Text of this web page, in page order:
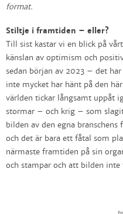
format.
Stiltje i framtiden – eller?
Till sist kastar vi en blick på
känslan av optimism och
sedan början av 2023 – det
inte mycket har hänt på den
världen tickar långsamt uppåt
stormar – och krig – som
bilden av den egna
och det är bara ett fåtal som
närmaste framtiden på sin
och stampar och att bilden